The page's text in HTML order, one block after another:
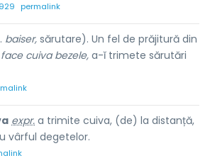
permalink
baiser, sărutare). Un fel de prăjitură din
face cuiva bezele, a-ĭ trimete sărutări
expr. a trimite cuiva, (de) la distanță,
vârful degetelor.